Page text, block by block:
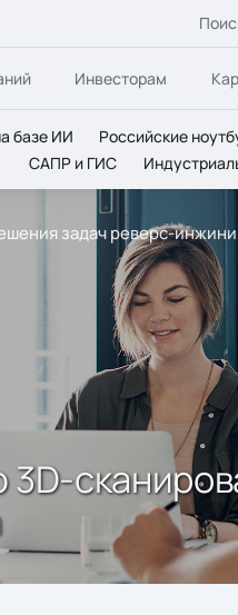
Инвесторам
базе ИИ Российские
САПР и ГИС
задач реверс-